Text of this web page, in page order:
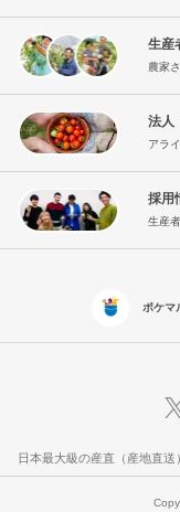
生産
農家
法人
アラ
採用
生産
ポケマ
日本最大級の産直（産地直送